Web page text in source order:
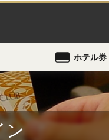
ホテル
ン